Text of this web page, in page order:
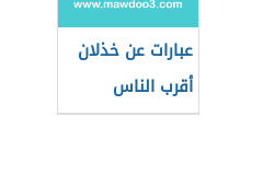
عبارات عن خذلان
أقرب الناس